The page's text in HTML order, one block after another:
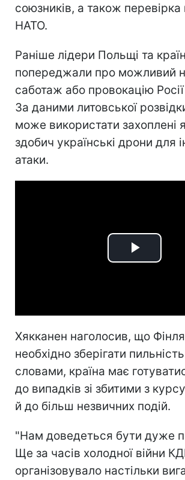
союзників, а також перевірка
НАТО.
Раніше лідери Польщі та
попереджали про можливий
саботаж або провокацію Росії
За даними литовської
може використати захоплені
здобич українські дрони для
атаки.
Play
Хякканен наголосив, що
необхідно зберігати
словами, країна має
до випадків зі збитими з
й до більш незвичних подій.
"Нам доведеться бути дуже
Ще за часів холодної війни
організовувало настільки